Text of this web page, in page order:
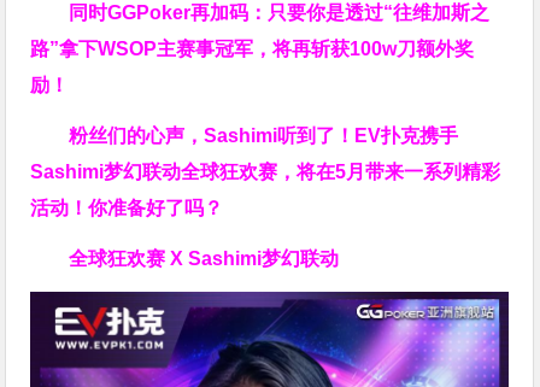
同时GGPoker再加码：只要你是透过“往维加斯之
路”拿下WSOP主赛事冠军，将再斩获100w刀额外奖
励！
粉丝们的心声，Sashimi听到了！EV扑克携手
Sashimi梦幻联动全球狂欢赛，将在5月带来一系列精彩
活动！你准备好了吗？
全球狂欢赛 X Sashimi梦幻联动